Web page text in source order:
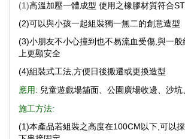
(1)高溫加壓一體成型 使用之橡膠材質符合
(2)可以與小孩一起組裝獨一無二的創意造型
(3)小朋友不小心撞到也不易流血受傷,與一
上更顯安全
(4)組裝式工法,方便日後搬遷或更換造型
應用: 兒童遊戲場舖面、公園廣場收邊、沙坑
施工方法:
(1)本產品若組裝之高度在100CM以下,可以